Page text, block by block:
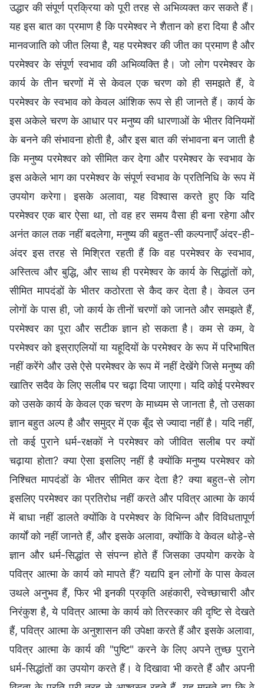
उद्धार की संपूर्ण प्रक्रिया को पूरी तरह से अभिव्यक्त कर सकते हैं।
यह इस बात का प्रमाण है कि परमेश्वर ने शैतान को हरा दिया है और
मानवजाति को जीत लिया है, यह परमेश्वर की जीत का प्रमाण है और
परमेश्वर के संपूर्ण स्वभाव की अभिव्यक्ति है। जो लोग परमेश्वर के
कार्य के तीन चरणों में से केवल एक चरण को ही समझते हैं, वे
परमेश्वर के स्वभाव को केवल आंशिक रूप से ही जानते हैं। कार्य के
इस अकेले चरण के आधार पर मनुष्य की धारणाओं के भीतर विनियमों
के बनने की संभावना होती है, और इस बात की संभावना बन जाती है
कि मनुष्य परमेश्वर को सीमित कर देगा और परमेश्वर के स्वभाव के
इस अकेले भाग का परमेश्वर के संपूर्ण स्वभाव के प्रतिनिधि के रूप में
उपयोग करेगा। इसके अलावा, यह विश्वास करते हुए कि यदि
परमेश्वर एक बार ऐसा था, तो वह हर समय वैसा ही बना रहेगा और
अनंत काल तक नहीं बदलेगा, मनुष्य की बहुत-सी कल्पनाएँ अंदर-ही-
अंदर इस तरह से मिश्रित रहती हैं कि वह परमेश्वर के स्वभाव,
अस्तित्व और बुद्धि, और साथ ही परमेश्वर के कार्य के सिद्धांतों को,
सीमित मापदंडों के भीतर कठोरता से कैद कर देता है। केवल उन
लोगों के पास ही, जो कार्य के तीनों चरणों को जानते और समझते हैं,
परमेश्वर का पूरा और सटीक ज्ञान हो सकता है। कम से कम, वे
परमेश्वर को इस्राएलियों या यहूदियों के परमेश्वर के रूप में परिभाषित
नहीं करेंगे और उसे ऐसे परमेश्वर के रूप में नहीं देखेंगे जिसे मनुष्य की
खातिर सदैव के लिए सलीब पर चढ़ा दिया जाएगा। यदि कोई परमेश्वर
को उसके कार्य के केवल एक चरण के माध्यम से जानता है, तो उसका
ज्ञान बहुत अल्प है और समुद्र में एक बूँद से ज्यादा नहीं है। यदि नहीं,
तो कई पुराने धर्म-रक्षकों ने परमेश्वर को जीवित सलीब पर क्यों
चढ़ाया होता? क्या ऐसा इसलिए नहीं है क्योंकि मनुष्य परमेश्वर को
निश्चित मापदंडों के भीतर सीमित कर देता है? क्या बहुत-से लोग
इसलिए परमेश्वर का प्रतिरोध नहीं करते और पवित्र आत्मा के कार्य
में बाधा नहीं डालते क्योंकि वे परमेश्वर के विभिन्न और विविधतापूर्ण
कार्यों को नहीं जानते हैं, और इसके अलावा, क्योंकि वे केवल थोड़े-से
ज्ञान और धर्म-सिद्धांत से संपन्न होते हैं जिसका उपयोग करके वे
पवित्र आत्मा के कार्य को मापते हैं? यद्यपि इन लोगों के पास केवल
उथले अनुभव हैं, फिर भी इनकी प्रकृति अहंकारी, स्वेच्छाचारी और
निरंकुश है, ये पवित्र आत्मा के कार्य को तिरस्कार की दृष्टि से देखते
हैं, पवित्र आत्मा के अनुशासन की उपेक्षा करते हैं और इसके अलावा,
पवित्र आत्मा के कार्य की "पुष्टि" करने के लिए अपने तुच्छ पुराने
धर्म-सिद्धांतों का उपयोग करते हैं। वे दिखावा भी करते हैं और अपनी